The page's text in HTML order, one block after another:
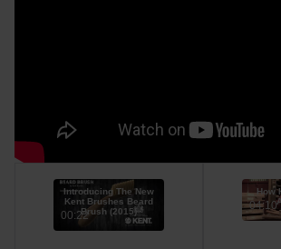
Introducing The New
Kent Brushes Beard
Brush (2015)
00:22
How
04:10